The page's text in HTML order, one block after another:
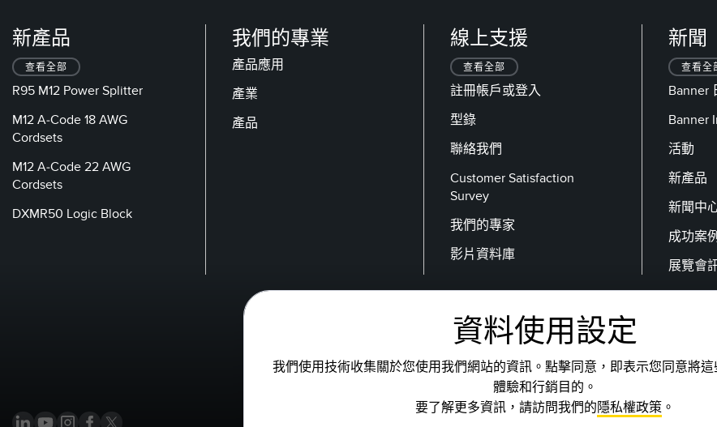
新產品
查看全部
R95 M12 Power Splitter
M12 A-Code 18 AWG
Cordsets
M12 A-Code 22 AWG
Cordsets
DXMR50 Logic Block
我們的專業
產品應用
產業
產品
線上支援
查看全部
註冊帳戶或登入
型錄
聯絡我們
Customer Satisfaction
Survey
我們的專家
影片資料庫
新聞
查看全
Banner
Banner
活動
新產品
新聞中
成功案
展覽會
電子郵件
資料使用設定
我們使用技術收集關於您使用我們網站的資訊。點擊同意，即表示您同意將
體驗和行銷目的。
要了解更多資訊，請訪問我們的隱私權政策 。